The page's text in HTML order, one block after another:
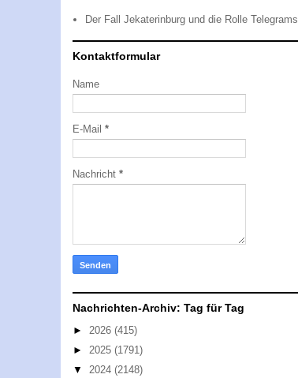
Der Fall Jekaterinburg und die Rolle Telegrams
Kontaktformular
Name
E-Mail *
Nachricht *
Nachrichten-Archiv: Tag für Tag
► 2026 (415)
► 2025 (1791)
▼ 2024 (2148)